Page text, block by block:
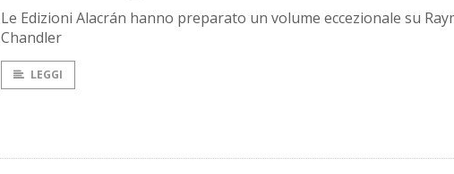
Le Edizioni Alacrán hanno preparato un volume eccezionale su
Chandler
LEGGI